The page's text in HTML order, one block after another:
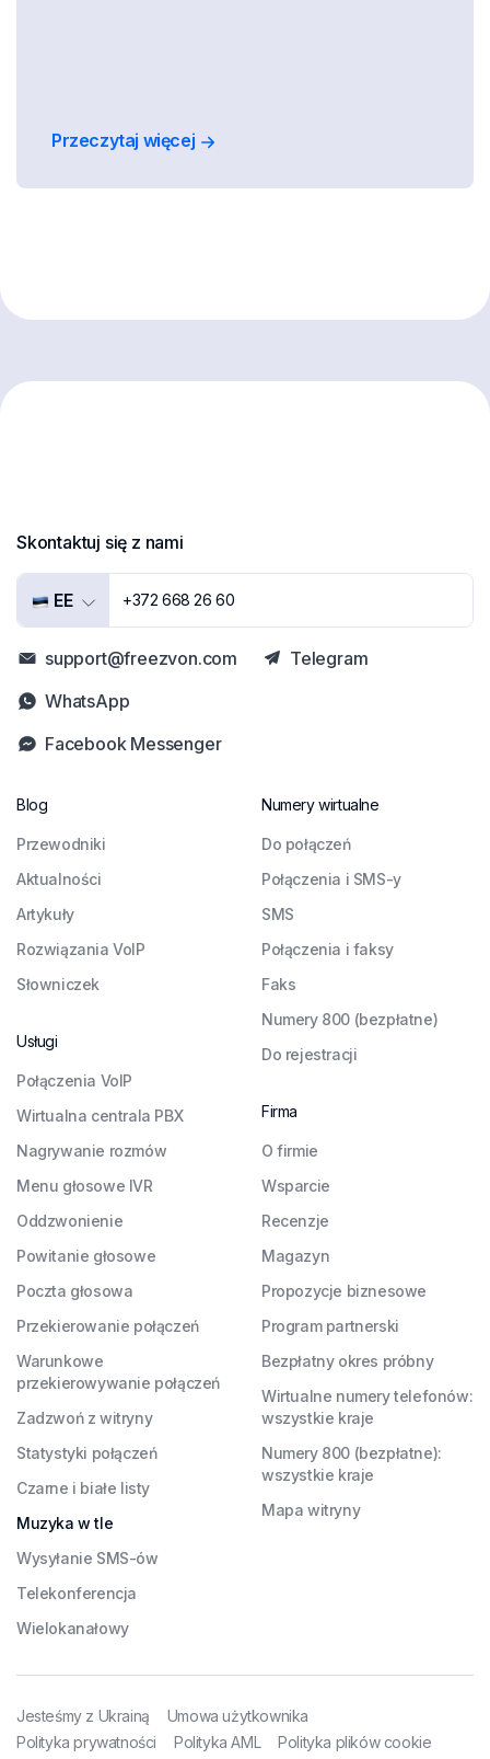
Przeczytaj więcej
Skontaktuj się z nami
EE +372 668 26 60
support@freezvon.com
Facebook Messenger
Telegram
WhatsApp
Blog
Przewodniki
Aktualności
Artykuły
Rozwiązania VoIP
Słowniczek
Usługi
Połączenia VoIP
Wirtualna centrala PBX
Nagrywanie rozmów
Menu głosowe IVR
Oddzwonienie
Powitanie głosowe
Poczta głosowa
Przekierowanie połączeń
Warunkowe
przekierowywanie połączeń
Zadzwoń z witryny
Statystyki połączeń
Czarne i białe listy
Muzyka w tle
Wysyłanie SMS-ów
Telekonferencja
Wielokanałowy
Numery wirtualne
Do połączeń
Połączenia i SMS-y
SMS
Połączenia i faksy
Faks
Numery 800 (bezpłatne)
Do rejestracji
Firma
O firmie
Wsparcie
Recenzje
Magazyn
Propozycje biznesowe
Program partnerski
Bezpłatny okres próbny
Wirtualne numery telefonów:
wszystkie kraje
Numery 800 (bezpłatne):
wszystkie kraje
Mapa witryny
Jesteśmy z Ukrainą
Umowa użytkownika
Polityka prywatności
Polityka AML Polityka plików cookie